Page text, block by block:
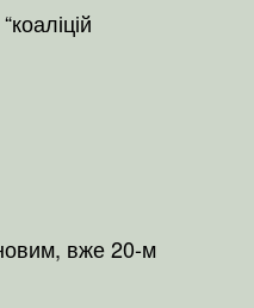
вже 20-м